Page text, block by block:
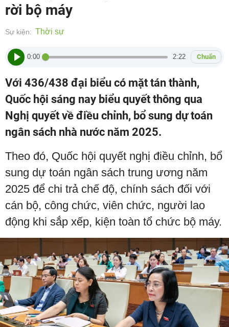
rời bộ máy
Sự kiện: Thời sự
0:00 2:22 Chuẩn
Với 436/438 đại biểu có mặt tán thành,
Quốc hội sáng nay biểu quyết thông qua
Nghị quyết về điều chỉnh, bổ sung dự toán
ngân sách nhà nước năm 2025.
Theo đó, Quốc hội quyết nghị điều chỉnh, bổ
sung dự toán ngân sách trung ương năm
2025 để chi trả chế độ, chính sách đối với
cán bộ, công chức, viên chức, người lao
động khi sắp xếp, kiện toàn tổ chức bộ máy.